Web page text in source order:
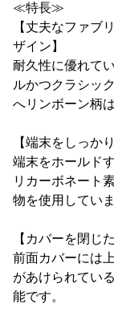
≪特長≫
【丈夫なファブ
ザイン】
耐久性に優れて
ルかつクラシッ
へリンボーン柄
【端末をしっか
端末をホールド
リカーボネート
物を使用してい
【カバーを閉じ
前面カバーには
があけられてい
能です。